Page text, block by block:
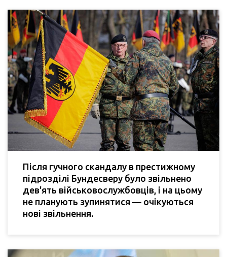
Після гучного скандалу в престижному
підрозділі Бундесверу було звільнено
дев'ять військовослужбовців, і на цьому
не планують зупинятися — очікуються
нові звільнення.